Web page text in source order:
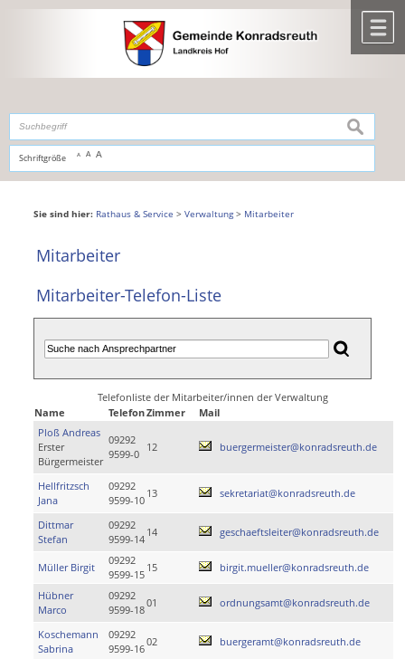
,zur Navigationoderzur Startseitespringen.
Schriftgröße A A A
suchen
Sie sind hier: Rathaus & Service > Verwaltung> Mitarbeiter
Mitarbeiter
Mitarbeiter-Telefon-Liste
Telefonliste der Mitarbeiter/innen der Verwaltung
Name
TelefonZimmer
Mail
Ploß Andreas
Erster
Bürgermeister
09292
9599-0
12 buergermeister@konradsreuth.de
Hellfritzsch
Jana
09292
9599-10
13 sekretariat@konradsreuth.de
Dittmar
Stefan
09292
9599-14
14 geschaeftsleiter@konradsreuth.de
Müller Birgit
09292
9599-15
15 birgit.mueller@konradsreuth.de
Hübner
Marco
09292
9599-18
01 ordnungsamt@konradsreuth.de
Koschemann
Sabrina
09292
9599-16
02 buergeramt@konradsreuth.de